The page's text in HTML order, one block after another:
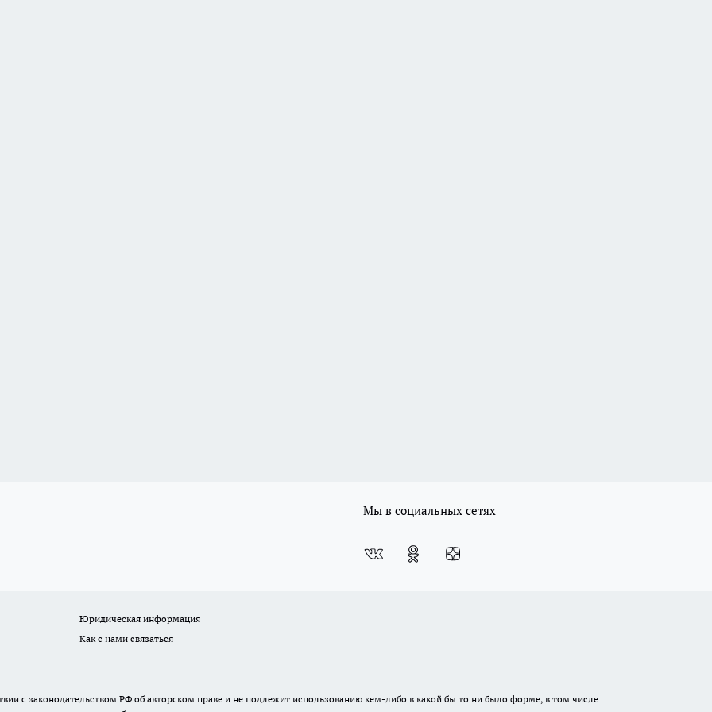
Мы в социальных сетях
Юридическая информация
Как с нами связаться
с законодательством РФ об авторском праве и не подлежит использованию кем-либо в какой бы то ни было форме, в том числе